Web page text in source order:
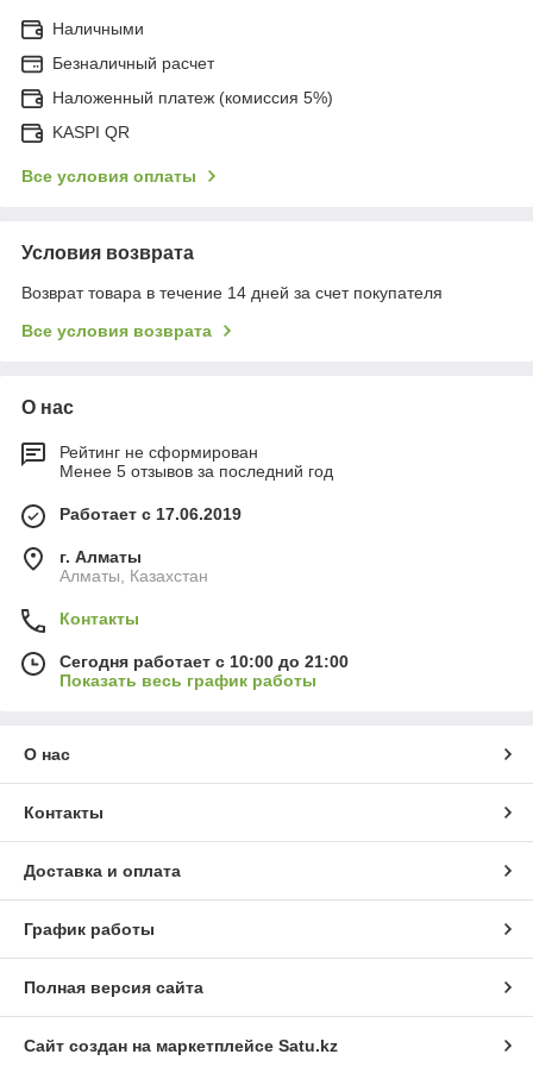
Наличными
Безналичный расчет
Наложенный платеж (комиссия 5%)
KASPI QR
Все условия оплаты
Условия возврата
Возврат товара в течение 14 дней за счет покупателя
Все условия возврата
О нас
Рейтинг не сформирован
Менее 5 отзывов за последний год
Работает с 17.06.2019
г. Алматы
Алматы, Казахстан
Контакты
Сегодня работает с 10:00 до 21:00
Показать весь график работы
О нас
Контакты
Доставка и оплата
График работы
Полная версия сайта
Сайт создан на маркетплейсе Satu.kz